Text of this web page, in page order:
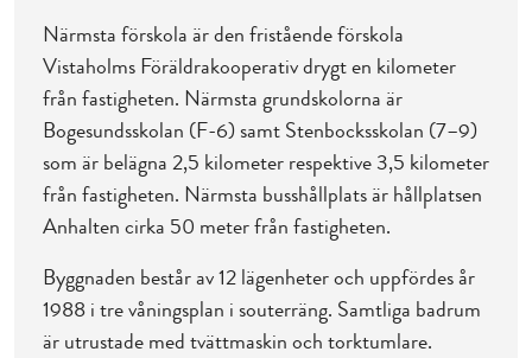
Närmsta förskola är den fristående förskola
Vistaholms Föräldrakooperativ drygt en kilometer
från fastigheten. Närmsta grundskolorna är
Bogesundsskolan (F-6) samt Stenbocksskolan (7–9)
som är belägna 2,5 kilometer respektive 3,5 kilometer
från fastigheten. Närmsta busshållplats är hållplatsen
Anhalten cirka 50 meter från fastigheten.
Byggnaden består av 12 lägenheter och uppfördes år
1988 i tre våningsplan i souterräng. Samtliga badrum
är utrustade med tvättmaskin och torktumlare.